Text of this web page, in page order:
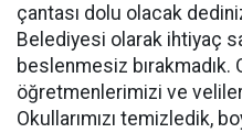
çantası dolu olacak
Belediyesi olarak ihtiyaç
beslenmesiz bırakmadık.
öğretmenlerimizi ve
Okullarımızı temizledik,